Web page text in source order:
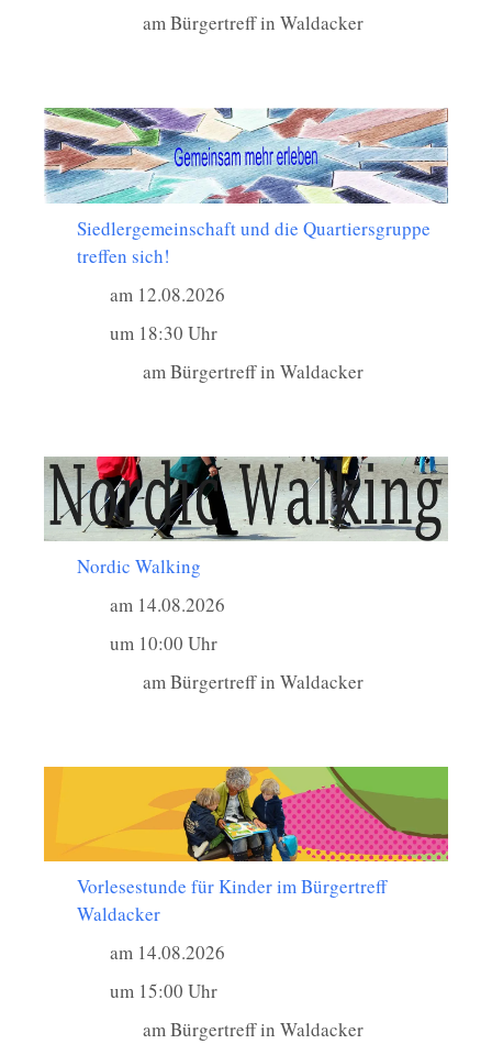
am Bürgertreff in Waldacker
Siedlergemeinschaft und die Quartiersgruppe
treffen sich!
am 12.08.2026
um 18:30 Uhr
am Bürgertreff in Waldacker
Nordic Walking
am 14.08.2026
um 10:00 Uhr
am Bürgertreff in Waldacker
Vorlesestunde für Kinder im Bürgertreff
Waldacker
am 14.08.2026
um 15:00 Uhr
am Bürgertreff in Waldacker